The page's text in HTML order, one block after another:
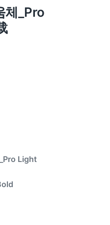
체_Pro
Light